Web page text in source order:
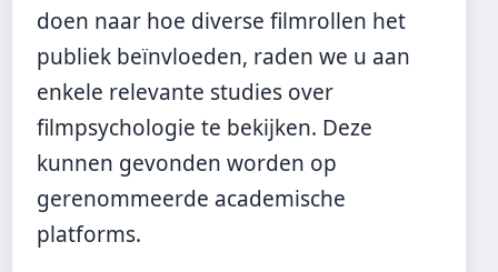
doen naar hoe diverse filmrollen het
publiek beïnvloeden, raden we u aan
enkele relevante studies over
filmpsychologie te bekijken. Deze
kunnen gevonden worden op
gerenommeerde academische
platforms.